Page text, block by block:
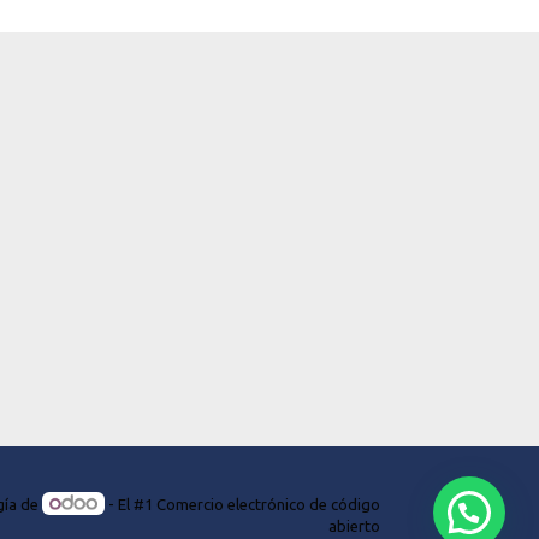
de - El #1 Comercio electrónico de código
abierto